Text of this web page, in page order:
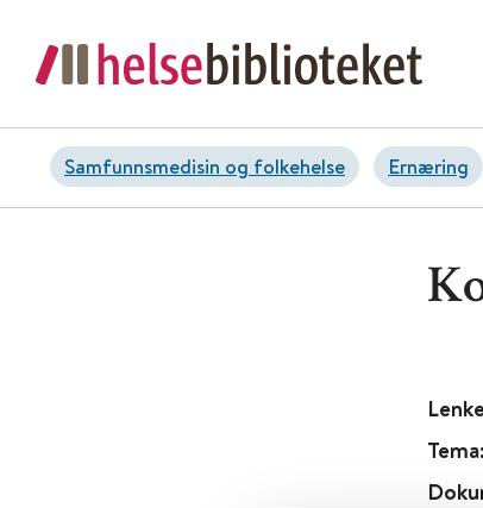
Samfunnsmedisin og folkehelse Ernæring
Tema: